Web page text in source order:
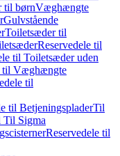
til børnVæghængte
Gulvstående
Toiletsæder til
Reservedele til
til Toiletsæder uden
til Væghængte
til
til BetjeningspladerTil
Til Sigma
Reservedele til